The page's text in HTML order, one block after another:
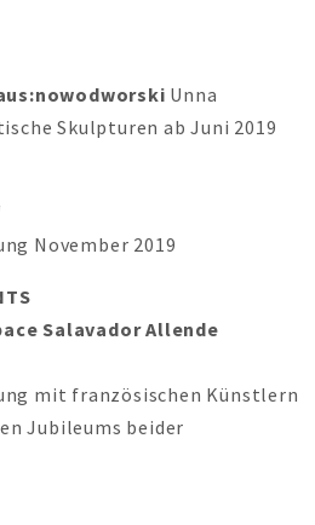
Unna
Skulpturen ab Juni 2019
November 2019
Salavador Allende
mit französischen Künstlern
Jubileums beider